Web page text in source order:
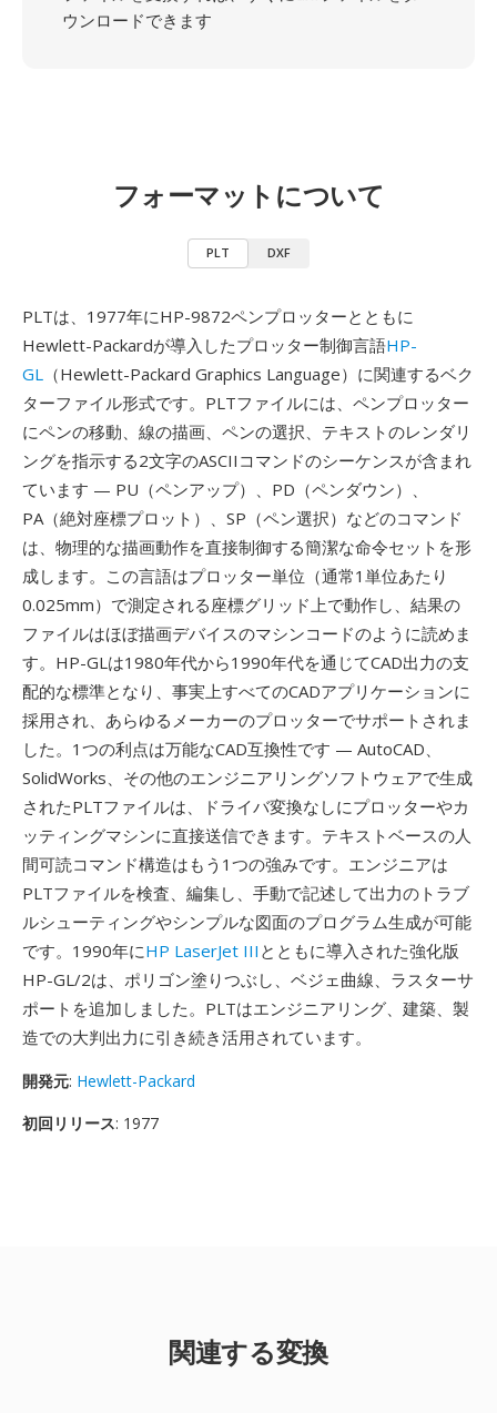
ウンロードできます
フォーマットについて
PLT DXF
PLTは、1977年にHP-9872ペンプロッターとともに
Hewlett-Packardが導入したプロッター制御言語HP-
GL （Hewlett-Packard Graphics Language）に関連するベク
ターファイル形式です。PLTファイルには、ペンプロッター
にペンの移動、線の描画、ペンの選択、テキストのレンダリ
ングを指示する2文字のASCIIコマンドのシーケンスが含まれ
ています — PU（ペンアップ）、PD（ペンダウン）、
PA（絶対座標プロット）、SP（ペン選択）などのコマンド
は、物理的な描画動作を直接制御する簡潔な命令セットを形
成します。この言語はプロッター単位（通常1単位あたり
0.025mm）で測定される座標グリッド上で動作し、結果の
ファイルはほぼ描画デバイスのマシンコードのように読めま
す。HP-GLは1980年代から1990年代を通じてCAD出力の支
配的な標準となり、事実上すべてのCADアプリケーションに
採用され、あらゆるメーカーのプロッターでサポートされま
した。1つの利点は万能なCAD互換性です — AutoCAD、
SolidWorks、その他のエンジニアリングソフトウェアで生成
されたPLTファイルは、ドライバ変換なしにプロッターやカ
ッティングマシンに直接送信できます。テキストベースの人
間可読コマンド構造はもう1つの強みです。エンジニアは
PLTファイルを検査、編集し、手動で記述して出力のトラブ
ルシューティングやシンプルな図面のプログラム生成が可能
です。1990年にHP LaserJet III とともに導入された強化版
HP-GL/2は、ポリゴン塗りつぶし、ベジェ曲線、ラスターサ
ポートを追加しました。PLTはエンジニアリング、建築、製
造での大判出力に引き続き活用されています。
開発元: Hewlett-Packard
初回リリース: 1977
関連する変換